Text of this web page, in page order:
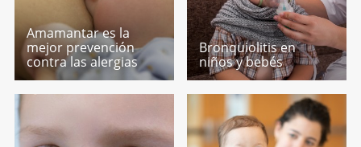
Amamantar es la
mejor prevención
contra las alergias
Bronquiolitis en
niños y bebés